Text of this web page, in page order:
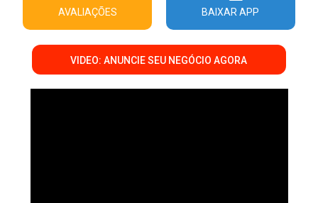
AVALIAÇÕES BAIXAR APP
VIDEO: ANUNCIE SEU NEGÓCIO AGORA